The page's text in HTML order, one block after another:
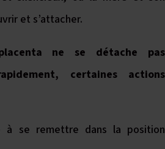
et s’attacher.
ne se détache pas
certaines actions
à se remettre dans la position